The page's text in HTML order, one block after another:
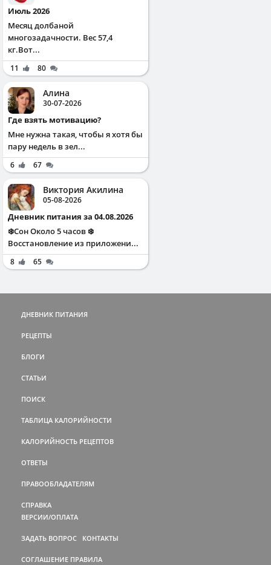
Июль 2026
Месяц долбаной
многозадачности. Вес 57,4
кг.Вот...
11 80
Алина
30-07-2026
Где взять мотивацию?
Мне нужна такая, чтобы я хотя бы
пару недель в зел...
6 67
Виктория Акилина
05-08-2026
Дневник питания за 04.08.2026
❄️Сон Около 5 часов ❄️
Восстановление из приложени...
8 65
ДНЕВНИК ПИТАНИЯ
РЕЦЕПТЫ
БЛОГИ
СТАТЬИ
ПОИСК
ТАБЛИЦА КАЛОРИЙНОСТИ
КАЛОРИЙНОСТЬ РЕЦЕПТОВ
ОТВЕТЫ
ПРАВООБЛАДАТЕЛЯМ
СПРАВКА
ВЕРСИИ/ОПЛАТА
ЗАДАТЬ ВОПРОС КОНТАКТЫ
СОГЛАШЕНИЕ ПРАВИЛА